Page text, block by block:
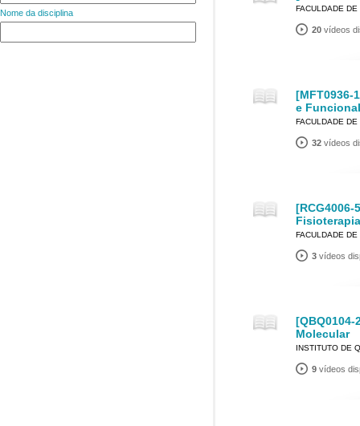
Nome da disciplina FACULDADE DE
20 vídeos
[MFT0936-
e
FACULDADE DE
32 vídeos
FACULDADE
3 vídeos
Molecular
INSTITUTO DE
9 vídeos